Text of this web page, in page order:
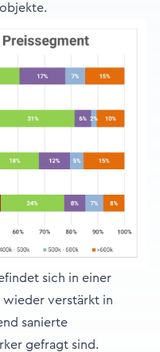
sich in einer
wieder verstärkt in
sanierte
gefragt sind.